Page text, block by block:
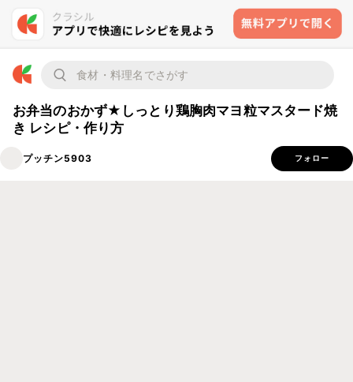
お弁当のおかず★しっとり鶏胸肉マヨ粒マスタード焼
き レシピ・作り方
プッチン5903 フォロー